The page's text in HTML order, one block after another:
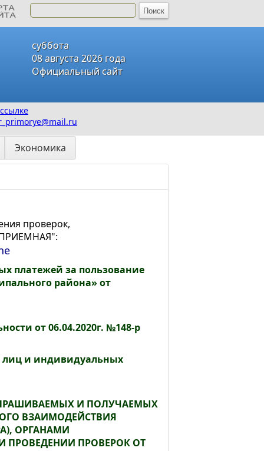
суббота
08 августа 2026 года
Официальный сайт
ссылке
Экономика
проверок,
ПРИЕМНАЯ":
платежей за пользование
района» от
от 06.04.2020г. №148-р
лиц и индивидуальных
И ПОЛУЧАЕМЫХ
ВЗАИМОДЕЙСТВИЯ
ОРГАНАМИ
ПРОВЕРОК ОТ